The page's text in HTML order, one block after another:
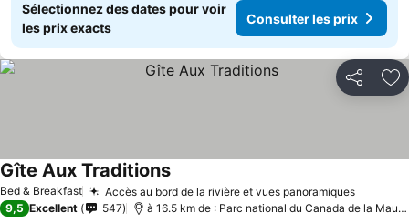
Sélectionnez des dates pour voir
les prix exacts
Consulter les prix
Partager
Bed & Breakfast Accès au bord de la rivière et vues panoramiques
Gîte Aux Traditions
9,5 Excellent 547 à 16.5 km de : Parc national du Canada de la Mauricie